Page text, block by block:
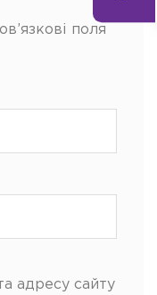
поля
адресу сайту